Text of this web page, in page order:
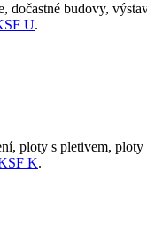
dočastné budovy,
U.
ploty s pletivem,
K.